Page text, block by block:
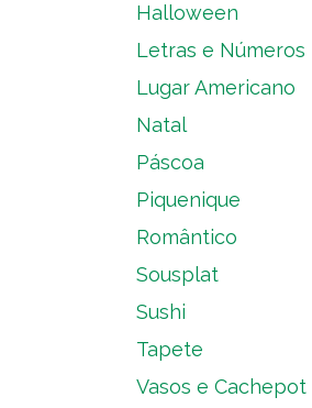
Halloween
Letras e Números
Lugar Americano
Natal
Páscoa
Piquenique
Romântico
Sousplat
Sushi
Tapete
Vasos e Cachepot